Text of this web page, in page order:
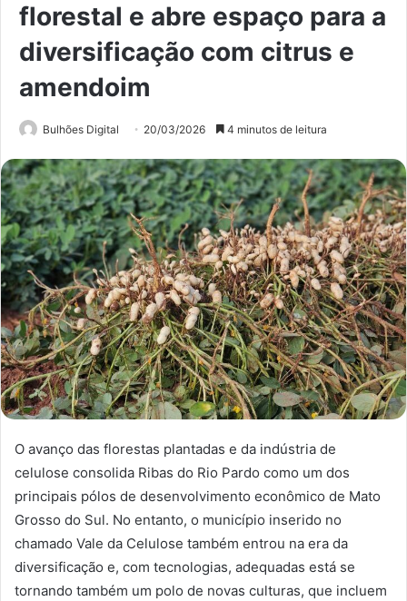
florestal e abre espaço para a
diversificação com citrus e
amendoim
Bulhões Digital 20/03/2026 4 minutos de leitura
O avanço das florestas plantadas e da indústria de
celulose consolida Ribas do Rio Pardo como um dos
principais pólos de desenvolvimento econômico de Mato
Grosso do Sul. No entanto, o município inserido no
chamado Vale da Celulose também entrou na era da
diversificação e, com tecnologias, adequadas está se
tornando também um polo de novas culturas, que incluem